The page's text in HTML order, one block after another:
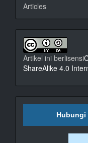
Articles
Artikel ini berlisensi
ShareAlike 4.0
Hubungi